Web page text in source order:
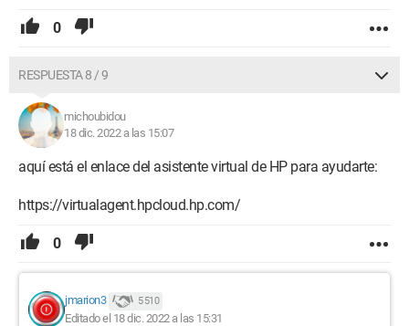
0
RESPUESTA 8 / 9
michoubidou
18 dic. 2022 a las 15:07
aquí está el enlace del asistente virtual de HP para ayudarte:
https://virtualagent.hpcloud.hp.com/
0
jmarion3 5 510
Editado el 18 dic. 2022 a las 15:31